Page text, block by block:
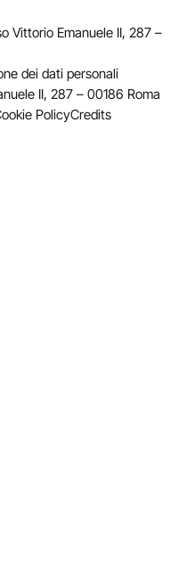
Vittorio Emanuele II, 287 –
dei dati personali
II, 287 – 00186 Roma
PolicyCredits